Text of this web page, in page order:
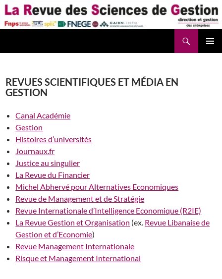
Aller
au
contenu
REVUES SCIENTIFIQUES ET MÉDIA EN
GESTION
Canal Académie
Gestion
Histoires d’universités
Journaux.fr
Justice au singulier
La Revue du Financier
Michel Abhervé pour Alternatives Economiques
Revue de Management et de Stratégie
Revue Internationale d’Intelligence Economique (R2IE)
La Revue Gestion et Organisation (ex. Revue Libanaise de
Gestion et d’Economie)
Revue Management Internationale
Risque et Management International